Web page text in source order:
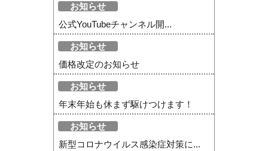
お知らせ
公式YouTubeチャンネル開...
お知らせ
価格改定のお知らせ
お知らせ
年末年始も休まず駆けつけます！
お知らせ
新型コロナウイルス感染症対策に...